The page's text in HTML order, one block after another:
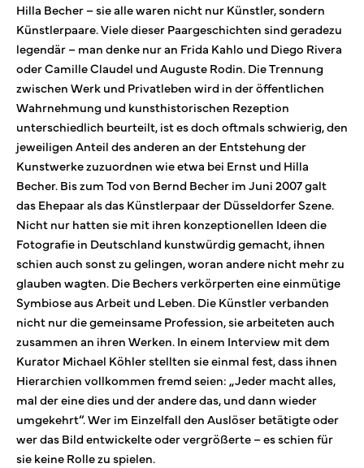
Hilla Becher – sie alle waren nicht nur Künstler, sondern
Künstlerpaare. Viele dieser Paargeschichten sind geradezu
legendär – man denke nur an Frida Kahlo und Diego Rivera
oder Camille Claudel und Auguste Rodin. Die Trennung
zwischen Werk und Privatleben wird in der öffentlichen
Wahrnehmung und kunsthistorischen Rezeption
unterschiedlich beurteilt, ist es doch oftmals schwierig, den
jeweiligen Anteil des anderen an der Entstehung der
Kunstwerke zuzuordnen wie etwa bei Ernst und Hilla
Becher. Bis zum Tod von Bernd Becher im Juni 2007 galt
das Ehepaar als das Künstlerpaar der Düsseldorfer Szene.
Nicht nur hatten sie mit ihren konzeptionellen Ideen die
Fotografie in Deutschland kunstwürdig gemacht, ihnen
schien auch sonst zu gelingen, woran andere nicht mehr zu
glauben wagten. Die Bechers verkörperten eine einmütige
Symbiose aus Arbeit und Leben. Die Künstler verbanden
nicht nur die gemeinsame Profession, sie arbeiteten auch
zusammen an ihren Werken. In einem Interview mit dem
Kurator Michael Köhler stellten sie einmal fest, dass ihnen
Hierarchien vollkommen fremd seien: „Jeder macht alles,
mal der eine dies und der andere das, und dann wieder
umgekehrt“. Wer im Einzelfall den Auslöser betätigte oder
wer das Bild entwickelte oder vergrößerte – es schien für
sie keine Rolle zu spielen.